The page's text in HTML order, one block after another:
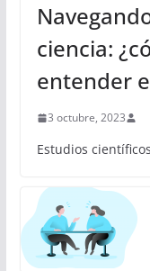
ciencia:
entender
3 octubre, 2023
Estudios